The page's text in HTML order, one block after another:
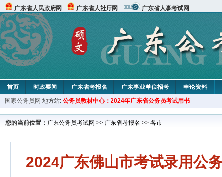
广东省人民政府网 广东省人社厅网 广东省人事考试网
首页 时政要闻 广东省考报名 广东事业单位招考 申论资料
国家公务员网 地方站: 公务员教材中心：2024年广东省公务员考试用书
您的当前位置： 广东公务员考试网 >> 广东省考报名 >> 各市
2024广东佛山市考试录用公